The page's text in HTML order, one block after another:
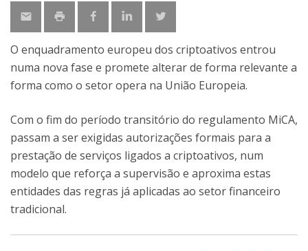
O enquadramento europeu dos criptoativos entrou
numa nova fase e promete alterar de forma relevante a
forma como o setor opera na União Europeia.
Com o fim do período transitório do regulamento MiCA,
passam a ser exigidas autorizações formais para a
prestação de serviços ligados a criptoativos, num
modelo que reforça a supervisão e aproxima estas
entidades das regras já aplicadas ao setor financeiro
tradicional.